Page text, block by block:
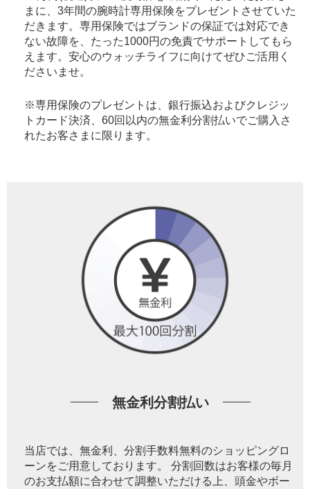
まに、3年間の腕時計専用保険をプレゼントさせていた
だきます。専用保険ではブランドの保証では対応でき
ない故障を、たった1000円の免責でサポートしてもら
えます。安心のウォッチライフに向けてぜひご活用く
ださいませ。
※専用保険のプレゼントは、銀行振込およびクレジッ
トカード決済、60回以内の無金利分割払いでご購入さ
れたお客さまに限ります。
無金利分割払い
当店では、無金利、分割手数料無料のショッピングロ
ーンをご用意しております。 分割回数はお客様の毎月
のお支払額に合わせて調整いただける上、頭金やボー